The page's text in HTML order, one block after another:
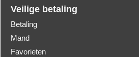
Veilige betaling
Betaling
Mand
Favorieten